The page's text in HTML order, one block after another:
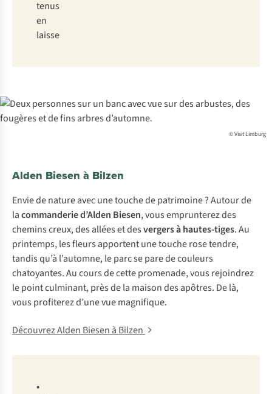
tenus
en
laisse
© Visit Limburg
Alden Biesen à Bilzen
Envie de nature avec une touche de patrimoine ? Autour de
lacommanderie d’Alden Biesen, vous emprunterez des
chemins creux, des allées et desvergers à hautes-tiges. Au
printemps, les fleurs apportent une touche rose tendre,
tandis qu’à l’automne, le parc se pare de couleurs
chatoyantes. Au cours de cette promenade, vous rejoindrez
le point culminant, près de la maison des apôtres. De là,
vous profiterez d’une vue magnifique.
Découvrez Alden Biesen à Bilzen
•